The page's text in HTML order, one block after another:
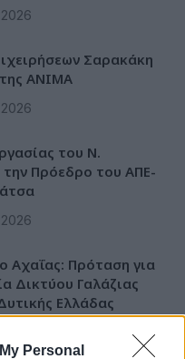
Personal
Σαρακάκη
ΑΝΙΜΑ
του Ν.
την Πρόεδρο του ΑΠΕ-
Αχαΐας: Πρόταση για
Δικτύου Γαλάζιας
Ελλάδας